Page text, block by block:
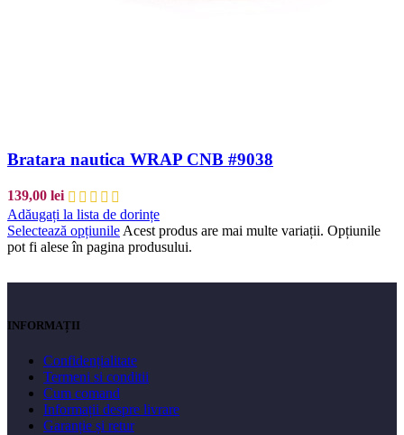
Bratara nautica WRAP CNB #9038
139,00 lei
Adăugați la lista de dorințe
Selectează opțiunile Acest produs are mai multe variații. Opțiunile
pot fi alese în pagina produsului.
INFORMAȚII
Confidențialitate
Termeni si conditii
Cum comand
Informații despre livrare
Garanție și retur